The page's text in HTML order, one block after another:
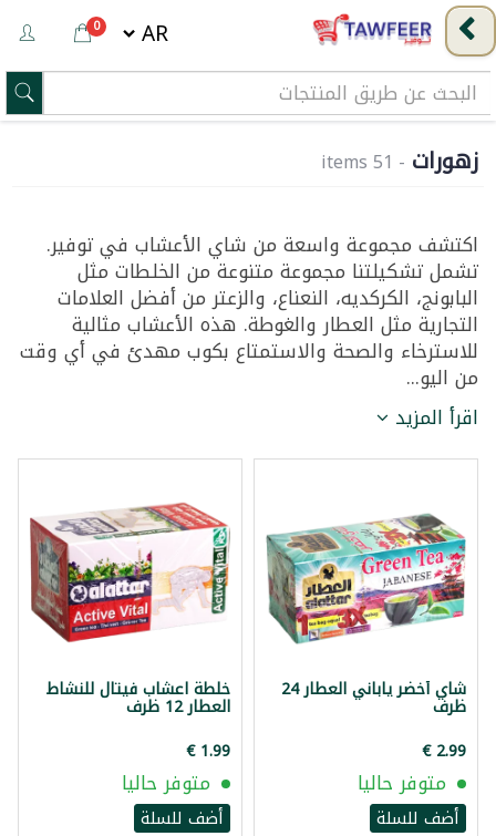
0
زهورات - 51 items
اكتشف مجموعة واسعة من شاي الأعشاب في توفير.
تشمل تشكيلتنا مجموعة متنوعة من الخلطات مثل
البابونج، الكركديه، النعناع، والزعتر من أفضل العلامات
التجارية مثل العطار والغوطة. هذه الأعشاب مثالية
للاسترخاء والصحة والاستمتاع بكوب مهدئ في أي وقت
من اليو...
اقرأ المزيد
شاي أخضر ياباني العطار 24
ظرف
متوفر حاليا
أضف للسلة
خلطة اعشاب فيتال للنشاط
العطار 12 ظرف
متوفر حاليا
أضف للسلة